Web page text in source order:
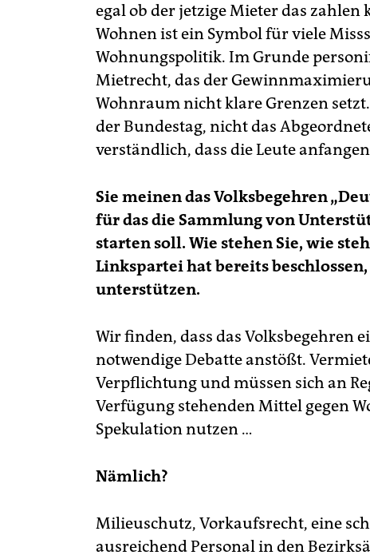
egal ob der jetzige Mieter das zahlen
Wohnen ist ein Symbol für viele
Wohnungspolitik. Im Grunde
Mietrecht, das der
Wohnraum nicht klare Grenzen
der Bundestag, nicht das
verständlich, dass die Leute
Sie meinen das Volksbegehren
für das die Sammlung von
starten soll. Wie stehen Sie, wie
Linkspartei hat bereits
unterstützen.
Wir finden, dass das Volksbegehren
notwendige Debatte anstößt.
Verpflichtung und müssen sich an
Verfügung stehenden Mittel gegen
Spekulation nutzen …
Nämlich?
Milieuschutz, Vorkaufsrecht, eine
ausreichend Personal in den